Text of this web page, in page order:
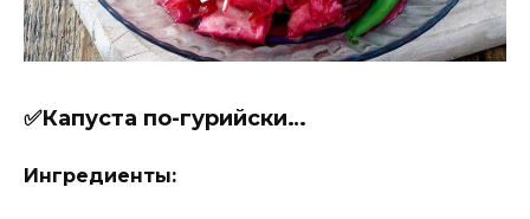
✅Капуста по-гурийски…
Ингредиенты: